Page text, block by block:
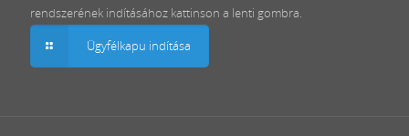
rendszerének indításához kattinson a lenti gombra.
Ügyfélkapu indítása